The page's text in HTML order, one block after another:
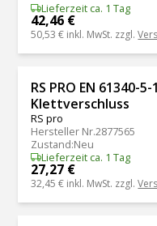
Lieferzeit ca. 1 Tag
42,46 €
50,53 € inkl. MwSt. zzgl.
RS PRO EN 61340-
Klettverschluss
RS pro
Hersteller Nr.2877565
Zustand:Neu
Lieferzeit ca. 1 Tag
27,27 €
32,45 € inkl. MwSt. zzgl.